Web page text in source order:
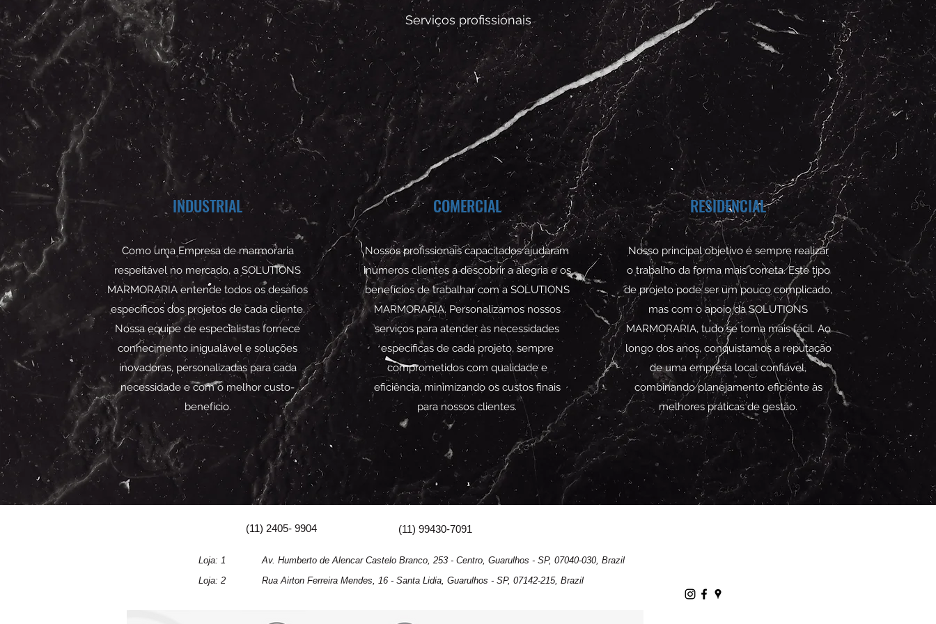
Serviços profissionais
INDUSTRIAL
Como uma Empresa de marmoraria
respeitável no mercado, a SOLUTIONS
MARMORARIA entende todos os desafios
específicos dos projetos de cada cliente.
Nossa equipe de especialistas fornece
conhecimento inigualável e soluções
inovadoras, personalizadas para cada
necessidade e com o melhor custo-
benefício.
COMERCIAL
Nossos profissionais capacitados ajudaram
inúmeros clientes a descobrir a alegria e os
benefícios de trabalhar com a SOLUTIONS
MARMORARIA. Personalizamos nossos
serviços para atender às necessidades
específicas de cada projeto, sempre
comprometidos com qualidade e
eficiência, minimizando os custos finais
para nossos clientes.
RESIDENCIAL
Nosso principal objetivo é sempre realizar
o trabalho da forma mais correta. Este tipo
de projeto pode ser um pouco complicado,
mas com o apoio da SOLUTIONS
MARMORARIA, tudo se torna mais fácil. Ao
longo dos anos, conquistamos a reputação
de uma empresa local confiável,
combinando planejamento eficiente às
melhores práticas de gestão.
(11) 2405- 9904 (11) 99430-7091
Loja: 1 Av. Humberto de Alencar Castelo Branco, 253 - Centro, Guarulhos - SP, 07040-030, Brazil
Loja: 2 Rua Airton Ferreira Mendes, 16 - Santa Lidia, Guarulhos - SP, 07142-215, Brazil